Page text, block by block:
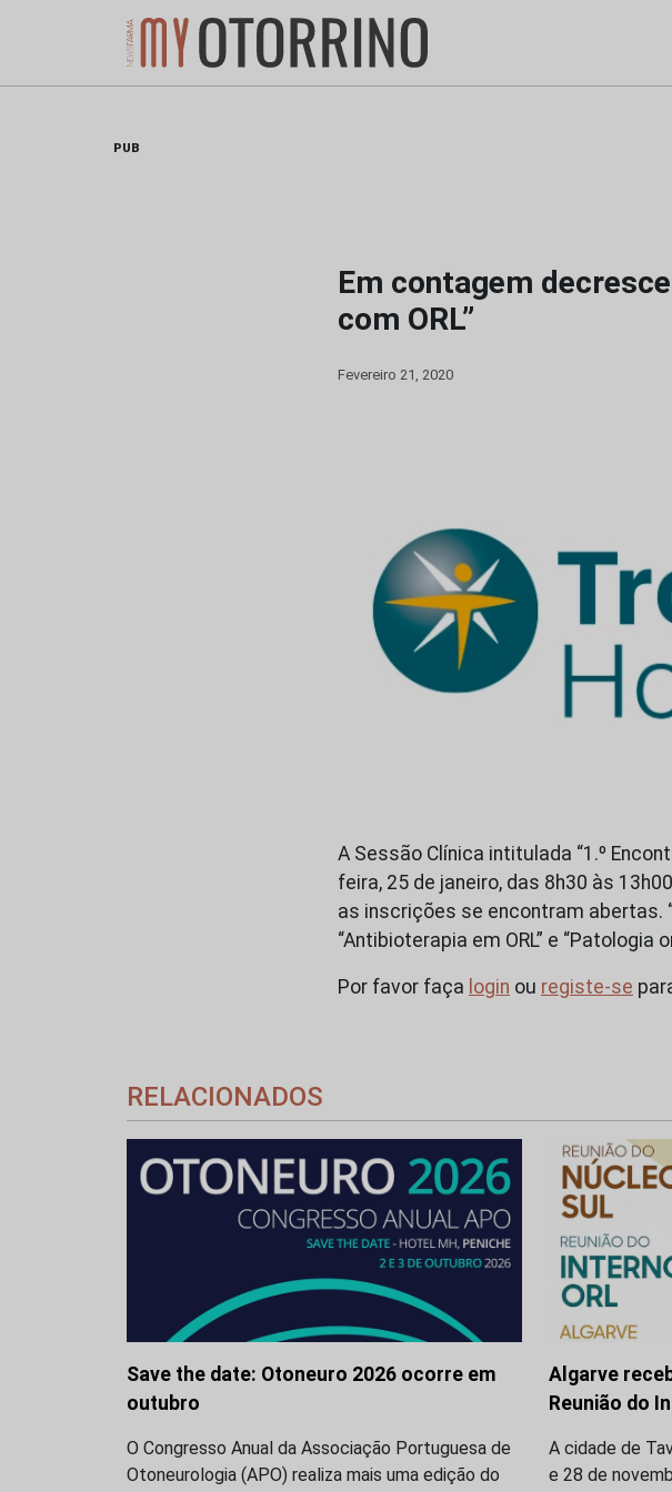
PUB
Em contagem
com ORL”
Fevereiro 21, 2020
A Sessão Clínica intitulada “1.º
feira, 25 de janeiro, das 8h30 às
as inscrições se encontram abertas.
“Antibioterapia em ORL” e “Patologia
Por favor faça login ou registe-se
RELACIONADOS
Save the date: Otoneuro 2026 ocorre em
outubro
O Congresso Anual da Associação Portuguesa de
Otoneurologia (APO) realiza mais uma edição do
Algarve
Reunião do
A cidade de
e 28 de